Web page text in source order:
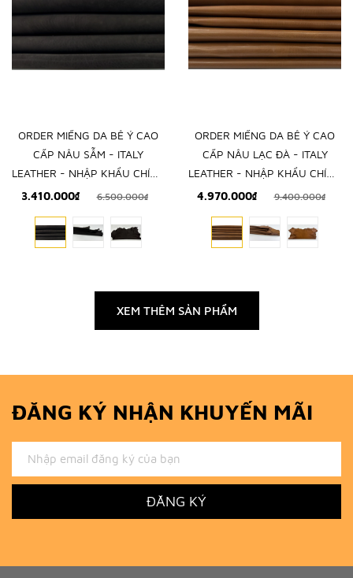
ORDER MIẾNG DA BÊ Ý CAO
CẤP NÂU SẪM - ITALY
LEATHER - NHẬP KHẨU CHÍNH
HÃNG TỪ Ý
3.410.000₫ 6.500.000₫
ORDER MIẾNG DA BÊ Ý CAO
CẤP NÂU LẠC ĐÀ - ITALY
LEATHER - NHẬP KHẨU CHÍNH
HÃNG TỪ Ý
4.970.000₫ 9.400.000₫
XEM THÊM SẢN PHẨM
ĐĂNG KÝ NHẬN KHUYẾN MÃI
ĐĂNG KÝ